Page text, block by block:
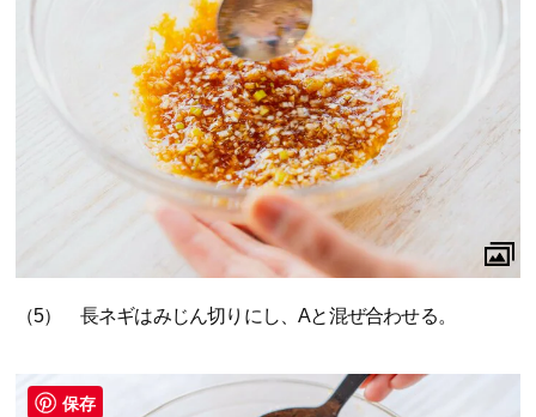
（5） 長ネギはみじん切りにし、Aと混ぜ合わせる。
保存